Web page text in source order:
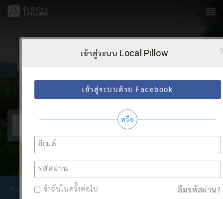
ค้นหาโฮมสเตย์ตามไลฟ์สไตล์
ของคุณ
ค้นหาสถานที่ ดูรายละเอียด
เข้าสู่ระบบ Local Pillow
หรือ
อีเมล์
รหัสผ่าน
จำฉันในครั้งต่อไป ลืมรหัสผ่าน?